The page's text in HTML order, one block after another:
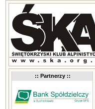
:: Partnerzy ::